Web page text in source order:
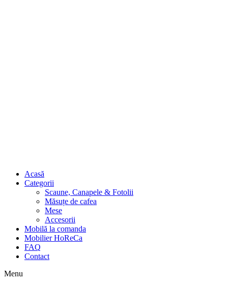
Acasă
Categorii
Scaune, Canapele & Fotolii
Măsuțe de cafea
Mese
Accesorii
Mobilă la comanda
Mobilier HoReCa
FAQ
Contact
Menu